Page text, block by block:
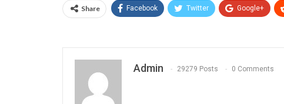
Share Facebook Twitter Google+
Admin 29279 Posts 0 Comments